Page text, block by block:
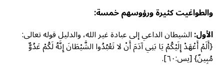
والطواغيت كثيرة ورؤوسهم خمسة:
الأول:الشيطان الداعي إلى عبادة غير الله، والدليل قوله تعالى:
{أَلَمْ أَعْهَدْ إِلَيْكُمْ يَا بَنِي آدَمَ أَنْ لا تَعْبُدُوا الشَّيْطَانَ إِنَّهُ لَكُمْ عَدُوٌّ
مُبِينٌ} [يس:٦٠].